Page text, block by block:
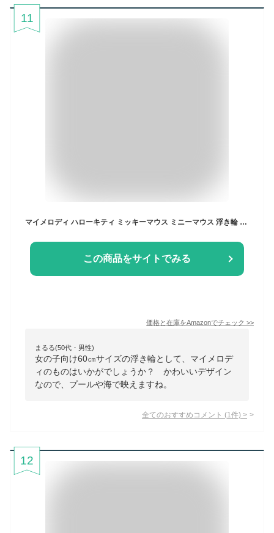
11
マイメロディ ハローキティ ミッキーマウス ミニーマウス 浮き輪 浮輪 アームレスト付き かわいい フロート 海 子供 幼児 男の子 女の子 兼用 プール 強い浮力 軽量水遊び 海水浴 水泳 夏休旅行 プール アウトドア レジャー用品 水遊び 夏の日 (Color : マイメロディ, Size : 60cm)
この商品をサイトでみる
価格と在庫をAmazonでチェック >>
まるる(50代・男性)
女の子向け60㎝サイズの浮き輪として、マイメロデ
ィのものはいかがでしょうか？ かわいいデザイン
なので、プールや海で映えますね。
全てのおすすめコメント (1 件) >
12